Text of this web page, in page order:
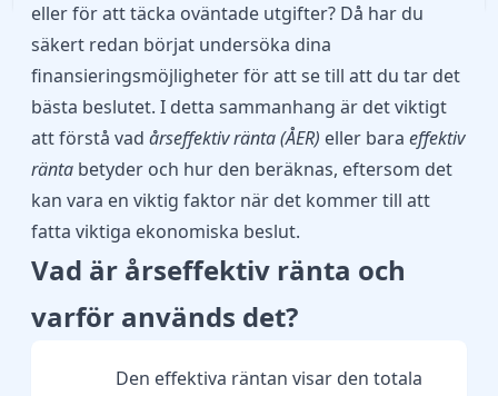
eller för att täcka oväntade utgifter? Då har du
säkert redan börjat undersöka dina
finansieringsmöjligheter för att se till att du tar det
bästa beslutet. I detta sammanhang är det viktigt
att förstå vad årseffektiv ränta (ÅER) eller bara effektiv
ränta betyder och hur den beräknas, eftersom det
kan vara en viktig faktor när det kommer till att
fatta viktiga ekonomiska beslut.
Vad är årseffektiv ränta och
varför används det?
Den effektiva räntan visar den totala